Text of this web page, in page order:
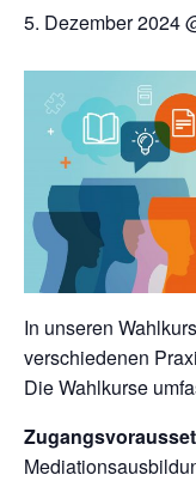
5. Dezember 2024
In unseren
verschiedenen
Die Wahlkurse